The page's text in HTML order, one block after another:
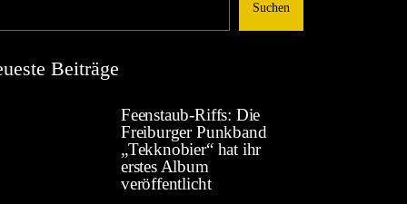
Suchen
Beiträge
Feenstaub-Riffs: Die
Freiburger Punkband
„Tekknobier“ hat ihr
erstes Album
veröffentlicht